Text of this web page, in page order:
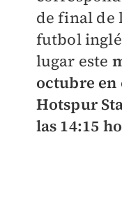
de final de
futbol
lugar este
octubre
Hotspur
las 14:15